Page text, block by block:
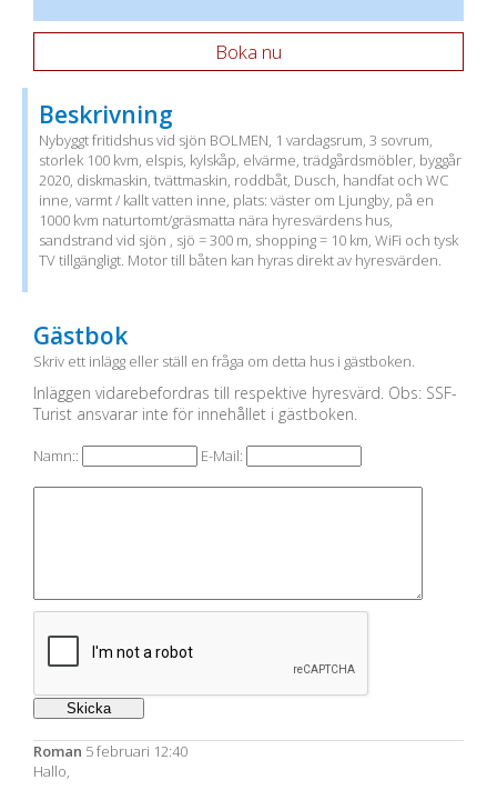
Boka nu
Beskrivning
Nybyggt fritidshus vid sjön BOLMEN, 1 vardagsrum, 3 sovrum,
storlek 100 kvm, elspis, kylskåp, elvärme, trädgårdsmöbler, byggår
2020, diskmaskin, tvättmaskin, roddbåt, Dusch, handfat och WC
inne, varmt / kallt vatten inne, plats: väster om Ljungby, på en
1000 kvm naturtomt/gräsmatta nära hyresvärdens hus,
sandstrand vid sjön , sjö = 300 m, shopping = 10 km, WiFi och tysk
TV tillgängligt. Motor till båten kan hyras direkt av hyresvärden.
Gästbok
Skriv ett inlägg eller ställ en fråga om detta hus i gästboken.
Inläggen vidarebefordras till respektive hyresvärd. Obs: SSF-
Turist ansvarar inte för innehållet i gästboken.
Namn:: E-Mail:
Roman 5 februari 12:40
Hallo,